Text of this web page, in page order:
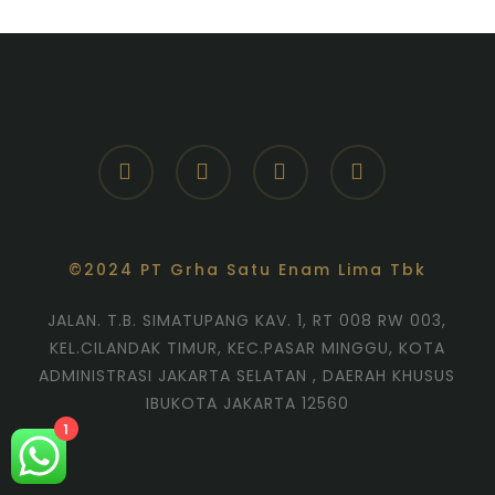
facebookyoutube instagramwhatsapp
©2024 PT Grha Satu Enam Lima Tbk
JALAN. T.B. SIMATUPANG KAV. 1, RT 008 RW 003,
KEL.CILANDAK TIMUR, KEC.PASAR MINGGU, KOTA
ADMINISTRASI JAKARTA SELATAN , DAERAH KHUSUS
IBUKOTA JAKARTA 12560
1